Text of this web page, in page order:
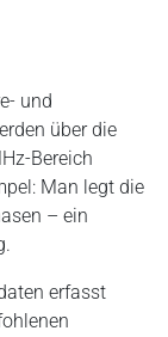
und
über die
Bereich
Man legt die
– ein
erfasst